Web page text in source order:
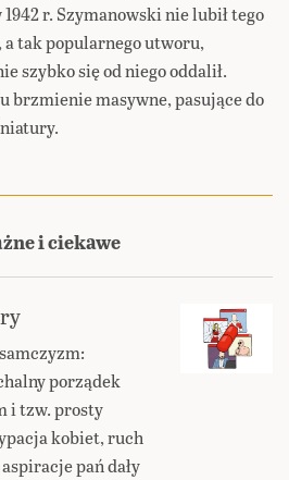
r. Szymanowski nie lubił tego
a tak popularnego utworu,
szybko się od niego oddalił.
brzmienie masywne, pasujące do
i ciekawe
porządek
i tzw. prosty
kobiet, ruch
pań dały